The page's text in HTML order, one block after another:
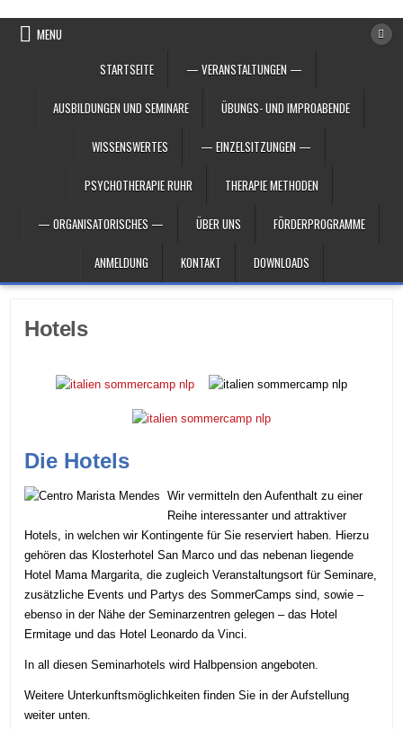
MENU
STARTSEITE
— VERANSTALTUNGEN —
AUSBILDUNGEN UND SEMINARE ÜBUNGS- UND IMPROABENDE
WISSENSWERTES — EINZELSITZUNGEN —
PSYCHOTHERAPIE RUHR THERAPIE METHODEN
— ORGANISATORISCHES — ÜBER UNS FÖRDERPROGRAMME
ANMELDUNG KONTAKT DOWNLOADS
Hotels
Die Hotels
Wir vermitteln den Aufenthalt zu einer
Reihe interessanter und attraktiver
Hotels, in welchen wir Kontingente für Sie reserviert haben. Hierzu
gehören das Klosterhotel San Marco und das nebenan liegende
Hotel Mama Margarita, die zugleich Veranstaltungsort für Seminare,
zusätzliche Events und Partys des SommerCamps sind, sowie –
ebenso in der Nähe der Seminarzentren gelegen – das Hotel
Ermitage und das Hotel Leonardo da Vinci.
In all diesen Seminarhotels wird Halbpension angeboten.
Weitere Unterkunftsmöglichkeiten finden Sie in der Aufstellung
weiter unten.